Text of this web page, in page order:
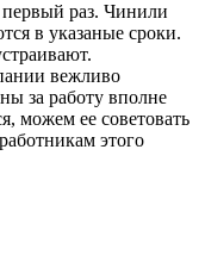
первый раз. Чинили
в указаные сроки.
вежливо
за работу вполне
можем ее советовать
этого